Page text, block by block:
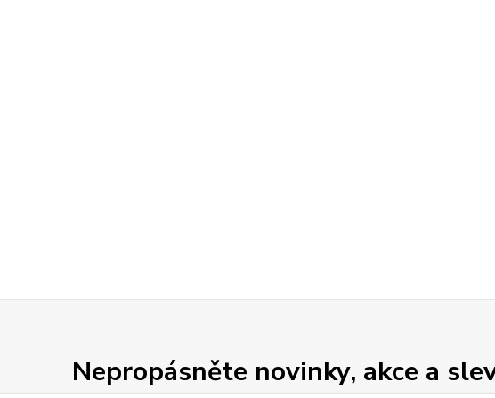
Nepropásněte novinky, akce a